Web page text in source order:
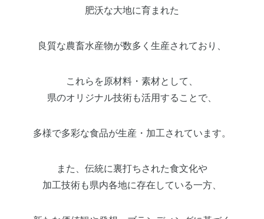
肥沃な大地に育まれた
良質な農畜水産物が数多く生産されており、
これらを原材料・素材として、
県のオリジナル技術も活用することで、
多様で多彩な食品が生産・加工されています。
また、伝統に裏打ちされた食文化や
加工技術も県内各地に存在している一方、